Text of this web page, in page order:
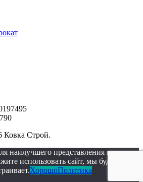
Ковка Строй.
наилучшего представления нашего
использовать сайт, мы будем
ХорошоПолитика